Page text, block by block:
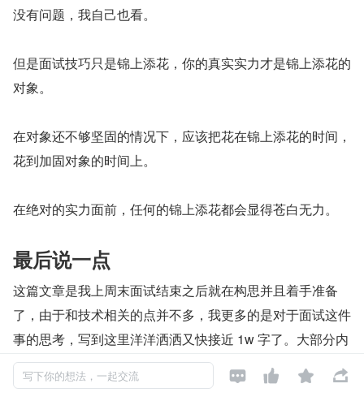
没有问题，我自己也看。
但是面试技巧只是锦上添花，你的真实实力才是锦上添花的
对象。
在对象还不够坚固的情况下，应该把花在锦上添花的时间，
花到加固对象的时间上。
在绝对的实力面前，任何的锦上添花都会显得苍白无力。
最后说一点
这篇文章是我上周末面试结束之后就在构思并且着手准备
了，由于和技术相关的点并不多，我更多的是对于面试这件
事的思考，写到这里洋洋洒洒又快接近 1w 字了。大部分内
容都是思考于晚上睡觉前的半小时，写于周末和工作日的早
上早起的一小时。
写下你的想法，一起交流    